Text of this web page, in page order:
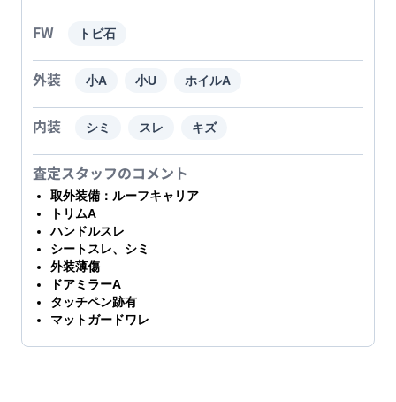
FW トビ石
外装 小A 小U ホイルA
内装 シミ スレ キズ
査定スタッフのコメント
取外装備：ルーフキャリア
トリムA
ハンドルスレ
シートスレ、シミ
外装薄傷
ドアミラーA
タッチペン跡有
マットガードワレ